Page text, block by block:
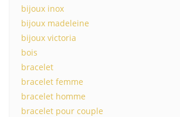
bijoux inox
bijoux madeleine
bijoux victoria
bois
bracelet
bracelet femme
bracelet homme
bracelet pour couple